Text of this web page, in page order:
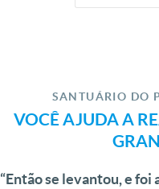
SANTUÁRIO DO
VOCÊ AJUDA A
“Então se levantou, e foi